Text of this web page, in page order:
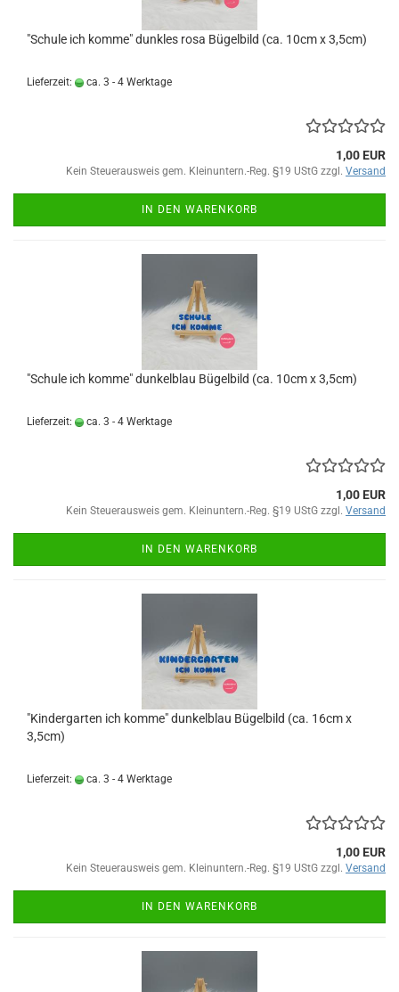
"Schule ich komme" dunkles rosa Bügelbild (ca. 10cm x 3,5cm)
Lieferzeit: ca. 3 - 4 Werktage
1,00 EUR
Kein Steuerausweis gem. Kleinuntern.-Reg. §19 UStG zzgl. Versand
IN DEN WARENKORB
"Schule ich komme" dunkelblau Bügelbild (ca. 10cm x 3,5cm)
Lieferzeit: ca. 3 - 4 Werktage
1,00 EUR
Kein Steuerausweis gem. Kleinuntern.-Reg. §19 UStG zzgl. Versand
IN DEN WARENKORB
"Kindergarten ich komme" dunkelblau Bügelbild (ca. 16cm x
3,5cm)
Lieferzeit: ca. 3 - 4 Werktage
1,00 EUR
Kein Steuerausweis gem. Kleinuntern.-Reg. §19 UStG zzgl. Versand
IN DEN WARENKORB